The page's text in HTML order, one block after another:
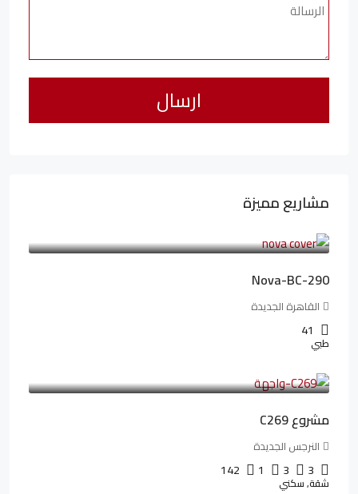
مشاريع مميزة
Nova-BC-290
القاهرة الجديدة
41
طبي
مشروع C269
النرجس الجديدة
3
3
1
142
شقة, سكني